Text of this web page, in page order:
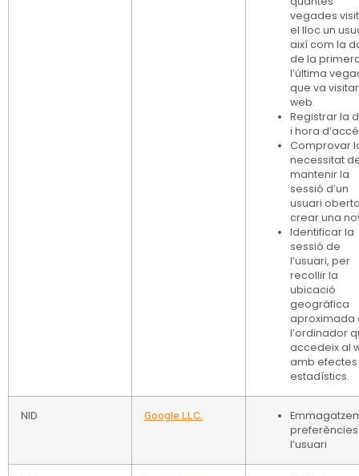
vegades
el lloc un
així com la
de la
l’última
que va
web.
Registrar la
i hora
Comprovar
necessitat
mantenir la
sessió d’un
usuari
crear una
Identificar la
sessió de
l’usuari, per
recollir la
ubicació
geogràfica
aproximada
l’ordinador
accedeix al
amb efectes
estadístics.
NID Google LLC.
l’usuari